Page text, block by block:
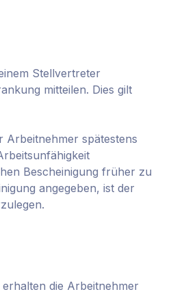
Stellvertreter
mitteilen. Dies gilt
Arbeitnehmer spätestens
Bescheinigung früher zu
angegeben, ist der
die Arbeitnehmer